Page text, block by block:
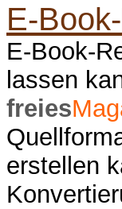
E-
E-Book-
lassen
freies
erstellen